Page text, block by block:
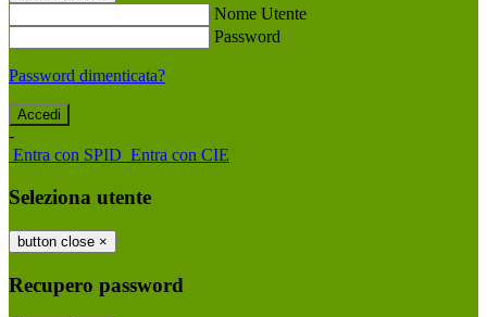
Nome Utente
Password
Password dimenticata?
-
Entra con SPID Entra con CIE
Seleziona utente
button close ×
Recupero password